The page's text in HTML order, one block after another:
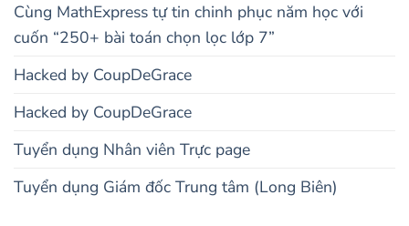
Cùng MathExpress tự tin chinh phục năm học với
cuốn “250+ bài toán chọn lọc lớp 7”
Hacked by CoupDeGrace
Hacked by CoupDeGrace
Tuyển dụng Nhân viên Trực page
Tuyển dụng Giám đốc Trung tâm (Long Biên)